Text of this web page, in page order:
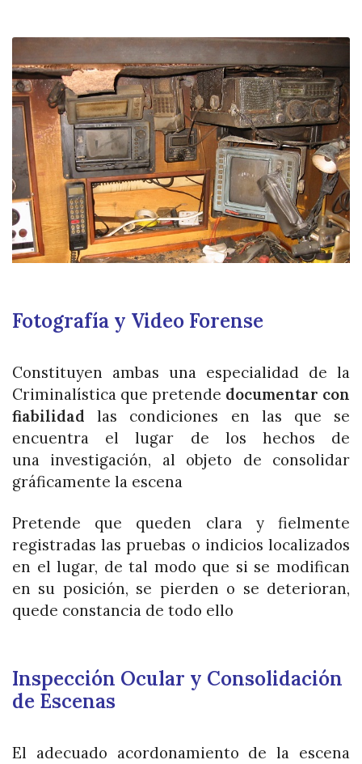
Fotografía y Video Forense
Constituyen ambas una especialidad de la
Criminalística que pretende documentar con
fiabilidad las condiciones en las que se
encuentra el lugar de los hechos de
una investigación, al objeto de consolidar
gráficamente la escena
Pretende que queden clara y fielmente
registradas las pruebas o indicios localizados
en el lugar, de tal modo que si se modifican
en su posición, se pierden o se deterioran,
quede constancia de todo ello
Inspección Ocular y Consolidación
de Escenas
El adecuado acordonamiento de la escena